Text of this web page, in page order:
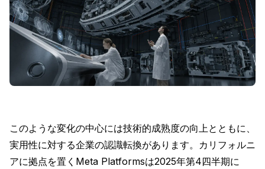
このような変化の中心には技術的成熟度の向上とともに、
実用性に対する企業の認識転換があります。カリフォルニ
アに拠点を置くMeta Platformsは2025年第4四半期に